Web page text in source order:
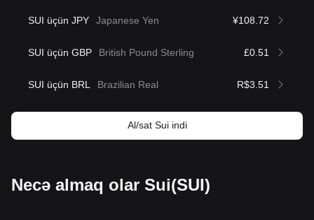
SUI üçün JPY Japanese Yen ¥108.72
SUI üçün GBP British Pound Sterling £0.51
SUI üçün BRL Brazilian Real R$3.51
Al/sat Sui indi
Necə almaq olar Sui(SUI)